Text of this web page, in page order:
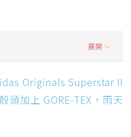
展開
Originals Superstar II
殼頭加上 GORE-TEX，雨天街
Balance Hierro v9 GORE-
Originals Superstar II
頭加上 GORE-TEX，雨天